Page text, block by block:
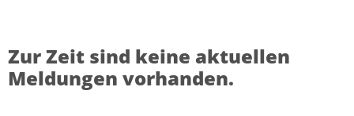
Zur Zeit sind keine aktuellen
Meldungen vorhanden.